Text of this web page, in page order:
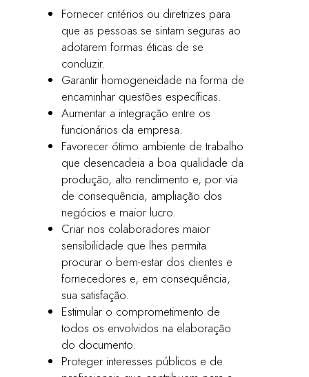
Fornecer critérios ou diretrizes para
que as pessoas se sintam seguras ao
adotarem formas éticas de se
conduzir.
Garantir homogeneidade na forma de
encaminhar questões específicas.
Aumentar a integração entre os
funcionários da empresa.
Favorecer ótimo ambiente de trabalho
que desencadeia a boa qualidade da
produção, alto rendimento e, por via
de consequência, ampliação dos
negócios e maior lucro.
Criar nos colaboradores maior
sensibilidade que lhes permita
procurar o bem-estar dos clientes e
fornecedores e, em consequência,
sua satisfação.
Estimular o comprometimento de
todos os envolvidos na elaboração
do documento.
Proteger interesses públicos e de